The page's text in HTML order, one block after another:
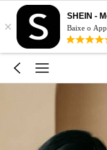
×
SHEIN -
Baixe o